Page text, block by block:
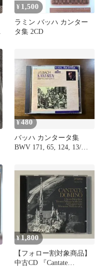
¥ 1,500
ラミン バッハ カンター
タ集 2CD
¥480
バッハ カンタータ集
BWV 171, 65, 124, 13/カ
¥1,800
【フォロー割対象商品】
中古CD 『Cantate